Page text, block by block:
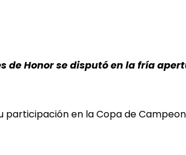
de Honor se disputó en la fría
participación en la Copa de